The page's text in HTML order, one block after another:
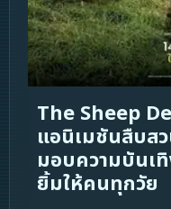
The Sheep
แอนิเมชันสืบส
มอบความบันเทิ
ยิ้มให้คนทุกวัย